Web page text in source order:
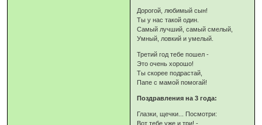
Дорогой, любимый сын!
Ты у нас такой один.
Самый лучший, самый смелый,
Умный, ловкий и умелый.
Третий год тебе пошел -
Это очень хорошо!
Ты скорее подрастай,
Папе с мамой помогай!
Поздравления на 3 года:
Глазки, щечки... Посмотри:
Вот тебе уже и три! -